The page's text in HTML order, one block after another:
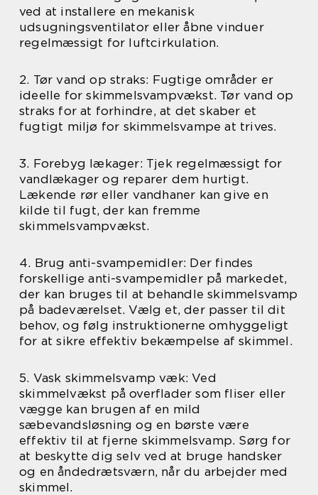
ved at installere en mekanisk
udsugningsventilator eller åbne vinduer
regelmæssigt for luftcirkulation.
2. Tør vand op straks: Fugtige områder er
ideelle for skimmelsvampvækst. Tør vand op
straks for at forhindre, at det skaber et
fugtigt miljø for skimmelsvampe at trives.
3. Forebyg lækager: Tjek regelmæssigt for
vandlækager og reparer dem hurtigt.
Lækende rør eller vandhaner kan give en
kilde til fugt, der kan fremme
skimmelsvampvækst.
4. Brug anti-svampemidler: Der findes
forskellige anti-svampemidler på markedet,
der kan bruges til at behandle skimmelsvamp
på badeværelset. Vælg et, der passer til dit
behov, og følg instruktionerne omhyggeligt
for at sikre effektiv bekæmpelse af skimmel.
5. Vask skimmelsvamp væk: Ved
skimmelvækst på overflader som fliser eller
vægge kan brugen af en mild
sæbevandsløsning og en børste være
effektiv til at fjerne skimmelsvamp. Sørg for
at beskytte dig selv ved at bruge handsker
og en åndedrætsværn, når du arbejder med
skimmel.